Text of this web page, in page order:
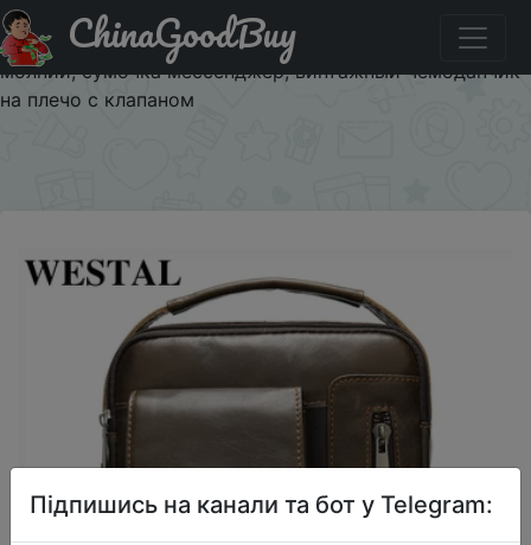
Промокод на знижку DOM3010 Сумка на плечо WESTAL
8211 мужская из натуральной кожи, саквояж на
молнии, сумочка мессенджер, винтажный чемоданчик
на плечо с клапаном
ChinaGoodBuy
Підпишись на канали та бот у Telegram: